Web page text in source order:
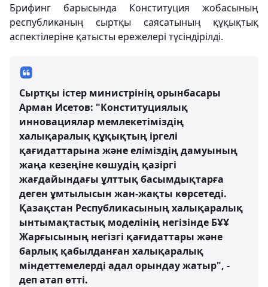
Брифинг барысында Конституция жобасының
республиканың сыртқы саясатының құқықтық
аспектілеріне қатысты ережелері түсіндірілді.
Сыртқы істер министрінің орынбасары
Арман Исетов: "Конституциялық
инновациялар мемлекетіміздің
халықаралық құқықтың іргелі
қағидаттарына және еліміздің дамуының
жаңа кезеңіне көшудің қазіргі
жағдайындағы ұлттық басымдықтарға
деген ұмтылысын жан-жақты көрсетеді.
Қазақстан Республикасының халықаралық
ынтымақтастық моделінің негізінде БҰҰ
Жарғысының негізгі қағидаттары және
барлық қабылданған халықаралық
міндеттемелерді адал орындау жатыр", -
деп атап өтті.